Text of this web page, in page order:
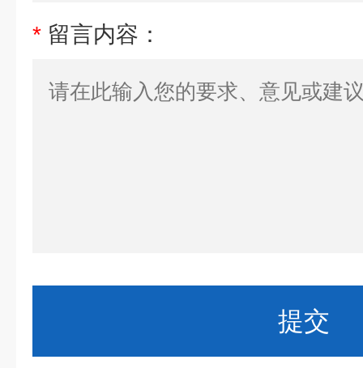
* 留言内容：